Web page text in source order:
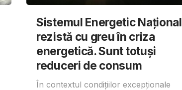
Sistemul Energetic Național
rezistă cu greu în criza
energetică. Sunt totuși
reduceri de consum
În contextul condițiilor excepționale